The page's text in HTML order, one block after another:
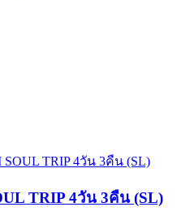
TRIP 4วัน 3คืน (SL)